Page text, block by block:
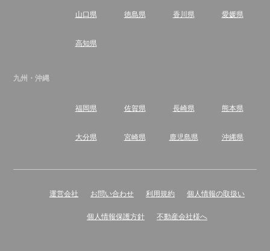
山口県 徳島県 香川県 愛媛県
高知県
九州・沖縄
福岡県 佐賀県 長崎県 熊本県
大分県 宮崎県 鹿児島県 沖縄県
運営会社 お問い合わせ 利用規約 個人情報の取扱い
個人情報保護方針 不動産会社様へ